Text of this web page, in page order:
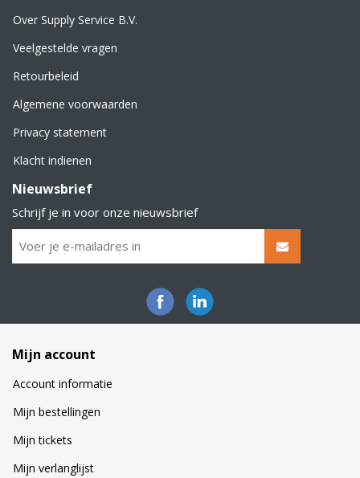
Over Supply Service B.V.
Veelgestelde vragen
Retourbeleid
Algemene voorwaarden
Privacy statement
Klacht indienen
Nieuwsbrief
Schrijf je in voor onze nieuwsbrief
Mijn account
Account informatie
Mijn bestellingen
Mijn tickets
Mijn verlanglijst